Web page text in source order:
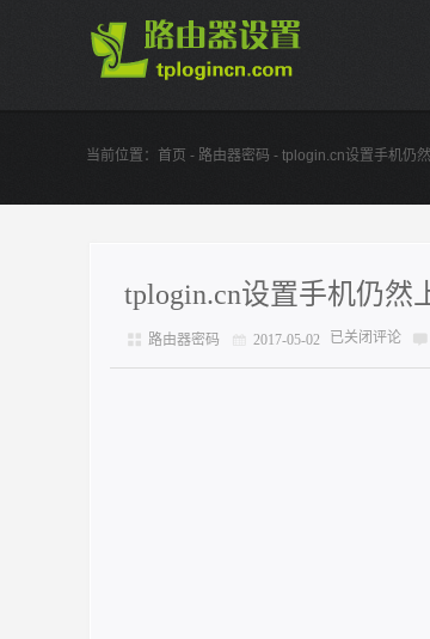
当前位置： 首页 - 路由器密码 - tplogin.cn设置手机仍
tplogin.cn设置手机仍然
路由器密码 2017-05-02 已关闭评论